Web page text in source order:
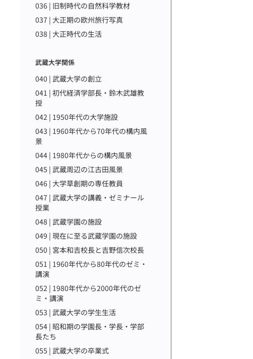
036 | 旧制時代の自然科学教材
037 | 大正期の欧州旅行写真
038 | 大正時代の生活
武蔵大学関係
040 | 武蔵大学の創立
041 | 初代経済学部長・鈴木武雄教
授
042 | 1950年代の大学施設
043 | 1960年代から70年代の構内風
景
044 | 1980年代からの構内風景
045 | 武蔵周辺の江古田風景
046 | 大学草創期の専任教員
047 | 武蔵大学の講義・ゼミナール
授業
048 | 武蔵学園の施設
049 | 現在に至る武蔵学園の施設
050 | 宮本和吉校長と吉野信次校長
051 | 1960年代から80年代のゼミ・
講演
052 | 1980年代から2000年代のゼ
ミ・講演
053 | 武蔵大学の学生生活
054 | 昭和期の学園長・学長・学部
長たち
055 | 武蔵大学の卒業式